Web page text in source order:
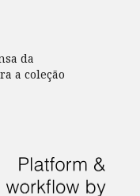
da
a coleção